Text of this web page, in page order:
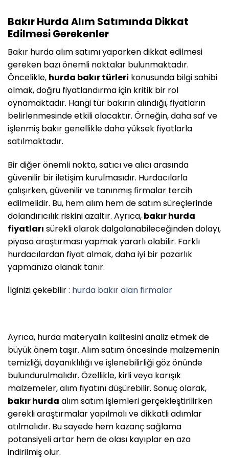
Bakır Hurda Alım Satımında Dikkat
Edilmesi Gerekenler
Bakır hurda alım satımı yaparken dikkat edilmesi
gereken bazı önemli noktalar bulunmaktadır.
Öncelikle, hurda bakır türleri konusunda bilgi sahibi
olmak, doğru fiyatlandırma için kritik bir rol
oynamaktadır. Hangi tür bakırın alındığı, fiyatların
belirlenmesinde etkili olacaktır. Örneğin, daha saf ve
işlenmiş bakır genellikle daha yüksek fiyatlarla
satılmaktadır.
Bir diğer önemli nokta, satıcı ve alıcı arasında
güvenilir bir iletişim kurulmasıdır. Hurdacılarla
çalışırken, güvenilir ve tanınmış firmalar tercih
edilmelidir. Bu, hem alım hem de satım süreçlerinde
dolandırıcılık riskini azaltır. Ayrıca, bakır hurda
fiyatları sürekli olarak dalgalanabileceğinden dolayı,
piyasa araştırması yapmak yararlı olabilir. Farklı
hurdacılardan fiyat almak, daha iyi bir pazarlık
yapmanıza olanak tanır.
İlginizi çekebilir : hurda bakır alan firmalar
Ayrıca, hurda materyalin kalitesini analiz etmek de
büyük önem taşır. Alım satım öncesinde malzemenin
temizliği, dayanıklılığı ve işlenebilirliği göz önünde
bulundurulmalıdır. Özellikle, kirli veya karışık
malzemeler, alım fiyatını düşürebilir. Sonuç olarak,
bakır hurda alım satım işlemleri gerçekleştirilirken
gerekli araştırmalar yapılmalı ve dikkatli adımlar
atılmalıdır. Bu sayede hem kazanç sağlama
potansiyeli artar hem de olası kayıplar en aza
indirilmiş olur.